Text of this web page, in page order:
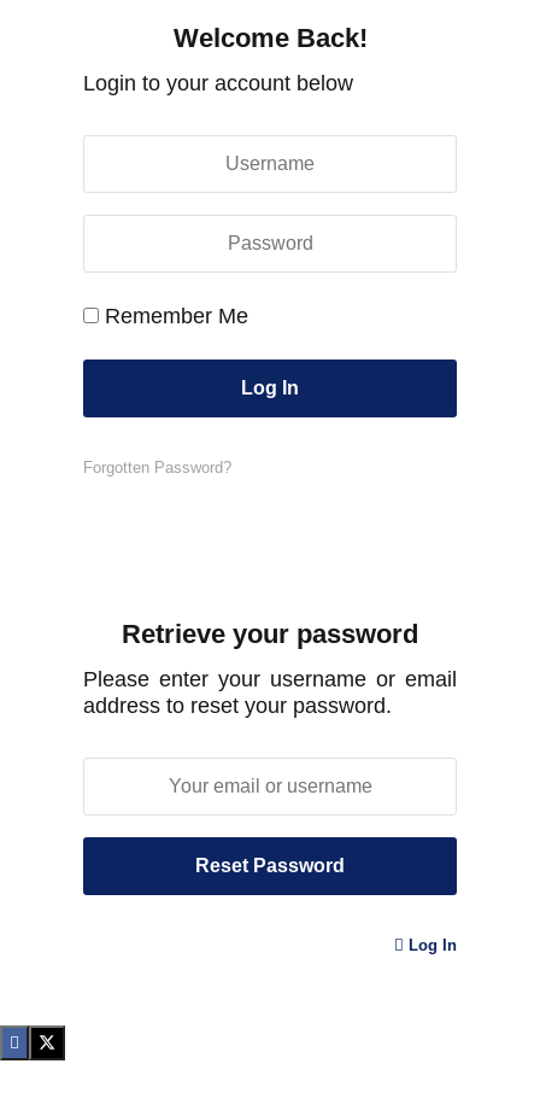
Welcome Back!
Login to your account below
Remember Me
Forgotten Password?
Retrieve your password
Please enter your username or email
address to reset your password.
Log In